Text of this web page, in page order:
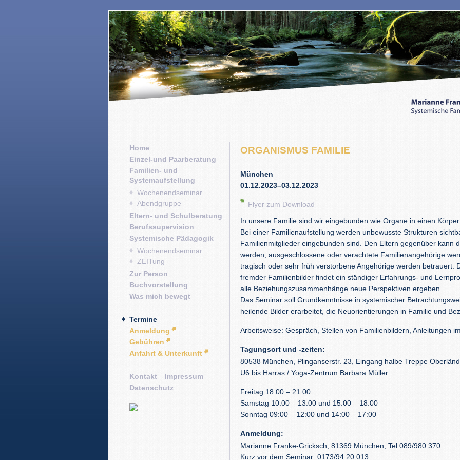
Home
Einzel-und Paarberatung
Familien- und
Systemaufstellung
Wochenendseminar
Abendgruppe
Eltern- und Schulberatung
Berufssupervision
Systemische Pädagogik
Wochenendseminar
ZEITung
Zur Person
Buchvorstellung
Was mich bewegt
Termine
Anmeldung
Gebühren
Anfahrt & Unterkunft
Kontakt
Impressum
Datenschutz
ORGANISMUS FAMILIE
München
01.12.2023–03.12.2023
Flyer zum Download
In unsere Familie sind wir eingebunden wie Organe in einen
Bei einer Familienaufstellung werden unbewusste Strukturen
Familienmitglieder eingebunden sind. Den Eltern gegenüber kann
werden, ausgeschlossene oder verachtete Familienangehörige
tragisch oder sehr früh verstorbene Angehörige werden betrauert.
fremder Familienbilder findet ein ständiger Erfahrungs- und
alle Beziehungszusammenhänge neue Perspektiven ergeben.
Das Seminar soll Grundkenntnisse in systemischer
heilende Bilder erarbeitet, die Neuorientierungen in Familie und
Arbeitsweise: Gespräch, Stellen von Familienbildern, Anleitungen
Tagungsort und -zeiten:
80538 München, Plinganserstr. 23, Eingang halbe Treppe
U6 bis Harras / Yoga-Zentrum Barbara Müller
Freitag 18:00 – 21:00
Samstag 10:00 – 13:00 und 15:00 – 18:00
Sonntag 09:00 – 12:00 und 14:00 – 17:00
Anmeldung:
Marianne Franke-Gricksch, 81369 München, Tel 089/980 370
Kurz vor dem Seminar: 0173/94 20 013